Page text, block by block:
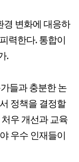
경 변화에 대응하
력한다. 통합이
.
들과 충분한 논
정책을 결정할
우 개선과 교육
우수 인재들이